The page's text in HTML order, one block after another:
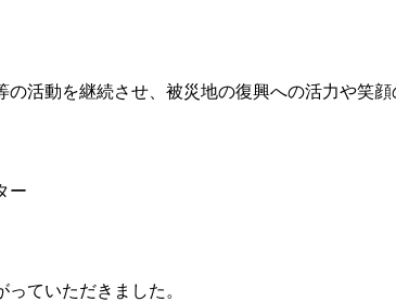
の活動を継続させ、被災地の復興への活力や笑
ー
ていただきました。